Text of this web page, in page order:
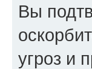
Вы
угроз и